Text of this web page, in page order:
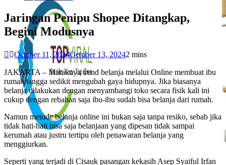
Jaringan Penipu Shopee Ditangkap,
Begini Modusnya
October 11, 2024October 13, 20242 mins
JAKARTA – Maraknya trend belanja melalui Online membuat ibu
rumah tangga sedikit mengubah gaya hidupnya. Jika biasanya
belanja dilakukan dengan menyambangi toko secara fisik kali ini
cukup dengan rebahan saja ibu-ibu sudah bisa belanja dari rumah.
Namun metode belanja online ini bukan saja tanpa resiko, sebab jika
tidak hati-hati bisa saja belanjaan yang dipesan tidak sampai
kerumah atau justru tertipu oleh penawaran belanja yang
menggiurkan.
Seperti yang terjadi di Cisauk pasangan kekasih Asep Syaiful Irfan